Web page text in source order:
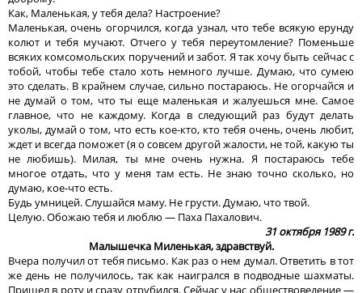
Как, Маленькая, у тебя дела? Настроение?
Маленькая, очень огорчился, когда узнал, что тебе всякую ерунду
колют и тебя мучают. Отчего у тебя переутомление? Поменьше
всяких комсомольских поручений и забот. Я так хочу быть сейчас с
тобой, чтобы тебе стало хоть немного лучше. Думаю, что сумею
это сделать. В крайнем случае, сильно постараюсь. Не огорчайся и
не думай о том, что ты еще маленькая и жалуешься мне. Самое
главное, что не каждому. Когда в следующий раз будут делать
уколы, думай о том, что есть кое-кто, кто тебя очень, очень любит,
ждет и всегда поможет (я о совсем другой жалости, не той, какую ты
не любишь). Милая, ты мне очень нужна. Я постараюсь тебе
многое отдать, что у меня там есть. Не знаю точно сколько, но
думаю, кое-что есть.
Будь умницей. Слушайся маму. Не грусти. Думаю, что твой.
Целую. Обожаю тебя и люблю — Паха Пахалович.
31 октября 1989 г.
Малышечка Миленькая, здравствуй.
Вчера получил от тебя письмо. Как раз о нем думал. Ответить в тот
же день не получилось, так как наигрался в подводные шахматы.
Пришел в роту и сразу отрубился. Сейчас у нас обществоведение —